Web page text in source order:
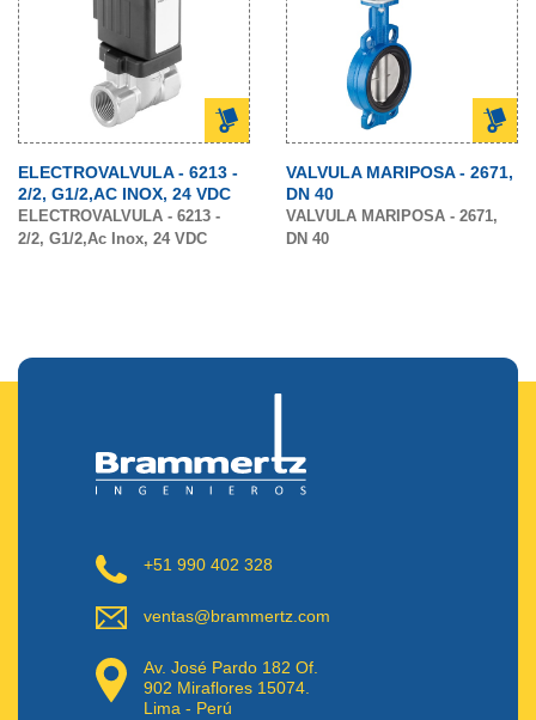
ELECTROVALVULA - 6213 -
2/2, G1/2,AC INOX, 24 VDC
ELECTROVALVULA - 6213 -
2/2, G1/2,Ac Inox, 24 VDC
VALVULA MARIPOSA - 2671,
DN 40
VALVULA MARIPOSA - 2671,
DN 40
+51 990 402 328
ventas@brammertz.com
Av. José Pardo 182 Of.
902 Miraflores 15074.
Lima - Perú